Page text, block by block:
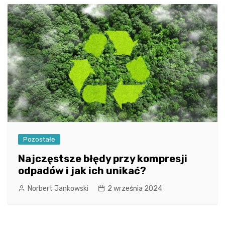
Pozostałe
Najczęstsze błędy przy kompresji
odpadów i jak ich unikać?
Norbert Jankowski 2 września 2024